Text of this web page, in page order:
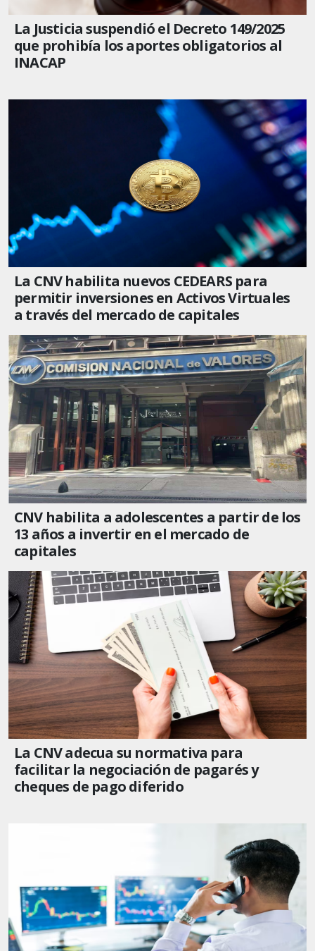
La Justicia suspendió el Decreto 149/2025
que prohibía los aportes obligatorios al
INACAP
La CNV habilita nuevos CEDEARS para
permitir inversiones en Activos Virtuales
a través del mercado de capitales
CNV habilita a adolescentes a partir de los
13 años a invertir en el mercado de
capitales
La CNV adecua su normativa para
facilitar la negociación de pagarés y
cheques de pago diferido